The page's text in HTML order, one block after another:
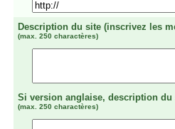
Description du site (inscrivez les
(max. 250 charactères)
Si version anglaise, description du
(max. 250 charactères)